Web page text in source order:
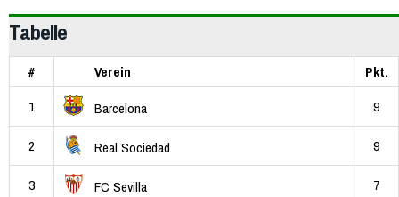
Tabelle
# Verein
Pkt.
1
Barcelona 9
2 Real Sociedad 9
3 FC Sevilla 7